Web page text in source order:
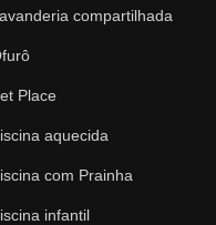
compartilhada
Place
aquecida
com Prainha
infantil